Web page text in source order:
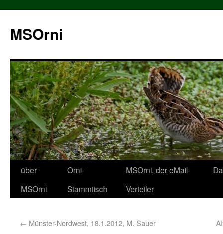
MSOrni
über
MSOrni
Orni-
Stammtisch
MSOrni, der eMail-
Verteiler
← Münster-Nordwest, 18.1.2012, M. Sauer